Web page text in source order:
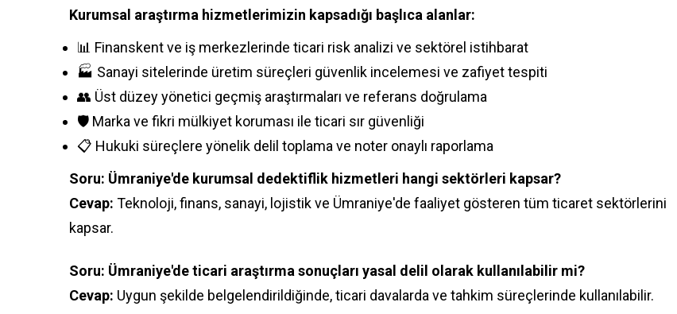
Kurumsal araştırma hizmetlerimizin kapsadığı başlıca alanlar:
📊 Finanskent ve iş merkezlerinde ticari risk analizi ve sektörel istihbarat
🏭 Sanayi sitelerinde üretim süreçleri güvenlik incelemesi ve zafiyet tespiti
👥 Üst düzey yönetici geçmiş araştırmaları ve referans doğrulama
🛡️ Marka ve fikri mülkiyet koruması ile ticari sır güvenliği
📋 Hukuki süreçlere yönelik delil toplama ve noter onaylı raporlama
Soru: Ümraniye'de kurumsal dedektiflik hizmetleri hangi sektörleri kapsar?
Cevap: Teknoloji, finans, sanayi, lojistik ve Ümraniye'de faaliyet gösteren tüm ticaret sektörlerini
kapsar.
Soru: Ümraniye'de ticari araştırma sonuçları yasal delil olarak kullanılabilir mi?
Cevap: Uygun şekilde belgelendirildiğinde, ticari davalarda ve tahkim süreçlerinde kullanılabilir.